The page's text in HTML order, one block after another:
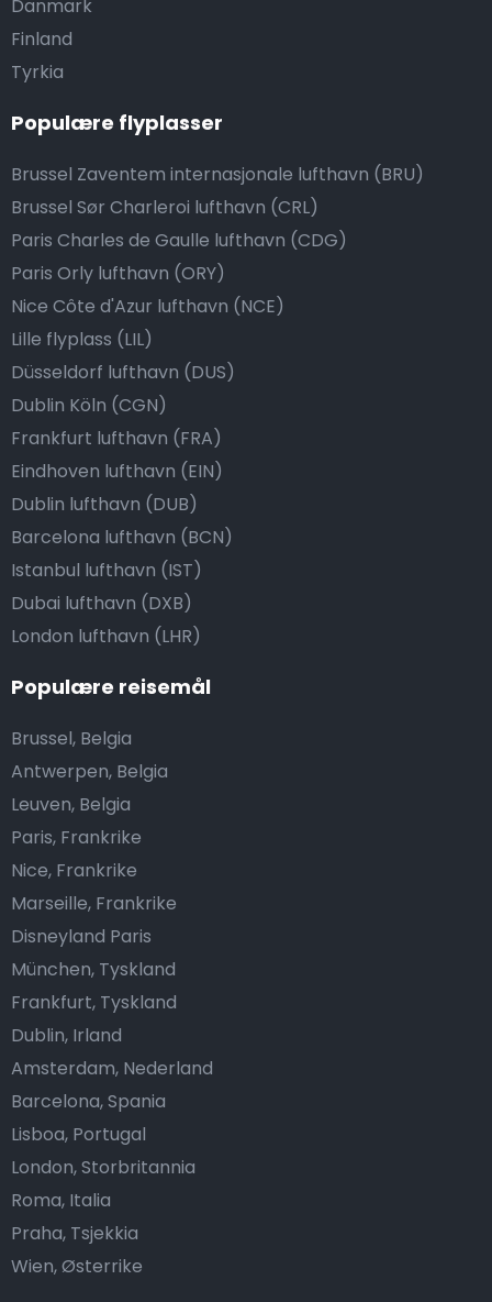
Danmark
Finland
Tyrkia
Populære flyplasser
Brussel Zaventem internasjonale lufthavn (BRU)
Brussel Sør Charleroi lufthavn (CRL)
Paris Charles de Gaulle lufthavn (CDG)
Paris Orly lufthavn (ORY)
Nice Côte d'Azur lufthavn (NCE)
Lille flyplass (LIL)
Düsseldorf lufthavn (DUS)
Dublin Köln (CGN)
Frankfurt lufthavn (FRA)
Eindhoven lufthavn (EIN)
Dublin lufthavn (DUB)
Barcelona lufthavn (BCN)
Istanbul lufthavn (IST)
Dubai lufthavn (DXB)
London lufthavn (LHR)
Populære reisemål
Brussel, Belgia
Antwerpen, Belgia
Leuven, Belgia
Paris, Frankrike
Nice, Frankrike
Marseille, Frankrike
Disneyland Paris
München, Tyskland
Frankfurt, Tyskland
Dublin, Irland
Amsterdam, Nederland
Barcelona, Spania
Lisboa, Portugal
London, Storbritannia
Roma, Italia
Praha, Tsjekkia
Wien, Østerrike